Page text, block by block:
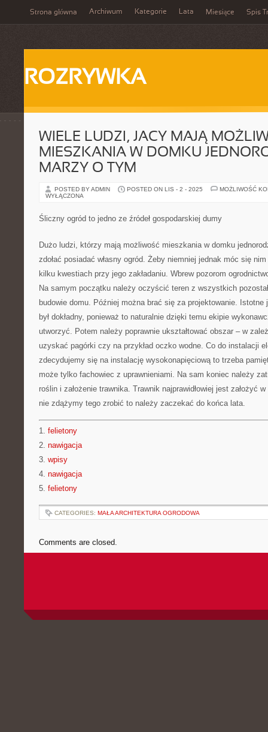
Strona główna Archiwum Kategorie Lata Miesiące Spis
ROZRYWKA
WIELE LUDZI, JACY MAJĄ
MIESZKANIA W DOMKU
MARZY O TYM
POSTED BY ADMIN POSTED ON LIS - 2 - 2025
MOŻLIWOŚĆ
WYŁĄCZONA
Śliczny ogród to jedno ze źródeł gospodarskiej dumy
Dużo ludzi, którzy mają możliwość mieszkania w domku
zdołać posiadać własny ogród. Żeby niemniej jednak móc się
kilku kwestiach przy jego zakładaniu. Wbrew pozorom
Na samym początku należy oczyścić teren z wszystkich
budowie domu. Później można brać się za projektowanie. Istotne
był dokładny, ponieważ to naturalnie dzięki temu ekipie
utworzyć. Potem należy poprawnie ukształtować obszar – w
uzyskać pagórki czy na przykład oczko wodne. Co do instalacji
zdecydujemy się na instalację wysokonapięciową to trzeba
może tylko fachowiec z uprawnieniami. Na sam koniec należy
roślin i założenie trawnika. Trawnik najprawidłowiej jest założyć
nie zdążymy tego zrobić to należy zaczekać do końca lata.
1. felietony
2. nawigacja
3. wpisy
4. nawigacja
5. felietony
CATEGORIES: MAŁA ARCHITEKTURA OGRODOWA
Comments are closed.